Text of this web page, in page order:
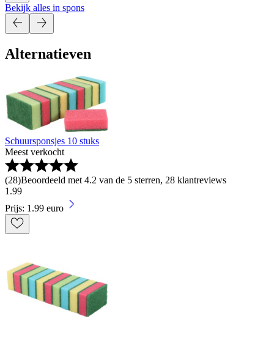
Bekijk alles in spons
Alternatieven
Schuursponsjes 10 stuks
Meest verkocht
(28)Beoordeeld met 4.2 van de 5 sterren, 28 klantreviews
1.99
Prijs: 1.99 euro